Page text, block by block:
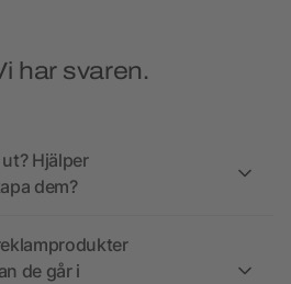
har svaren.
Hjälper
dem?
de går i